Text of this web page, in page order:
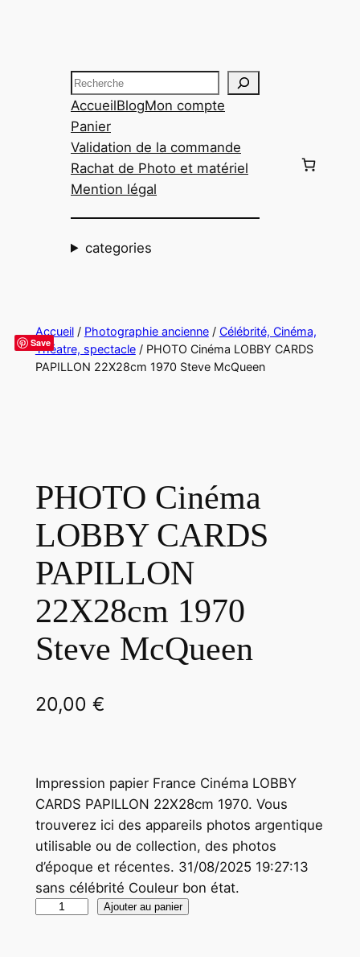
Recherche
AccueilBlogMon compte
Panier
Validation de la commande
Rachat de Photo et matériel
Mention légal
categories
Save
Accueil/ Photographie ancienne/ Célébrité, Cinéma,
Théatre, spectacle/ PHOTO Cinéma LOBBY CARDS
PAPILLON 22X28cm 1970 Steve McQueen
PHOTO Cinéma
LOBBY CARDS
PAPILLON
22X28cm 1970
Steve McQueen
20,00 €
Impression papier France Cinéma LOBBY
CARDS PAPILLON 22X28cm 1970. Vous
trouverez ici des appareils photos argentique
utilisable ou de collection, des photos
d’époque et récentes. 31/08/2025 19:27:13
sans célébrité Couleur bon état.
Ajouter au panier